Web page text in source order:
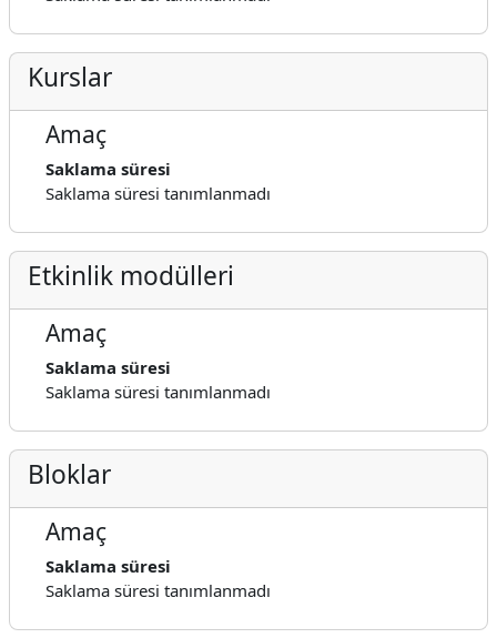
Kurslar
Amaç
Saklama süresi
Saklama süresi tanımlanmadı
Etkinlik modülleri
Amaç
Saklama süresi
Saklama süresi tanımlanmadı
Bloklar
Amaç
Saklama süresi
Saklama süresi tanımlanmadı